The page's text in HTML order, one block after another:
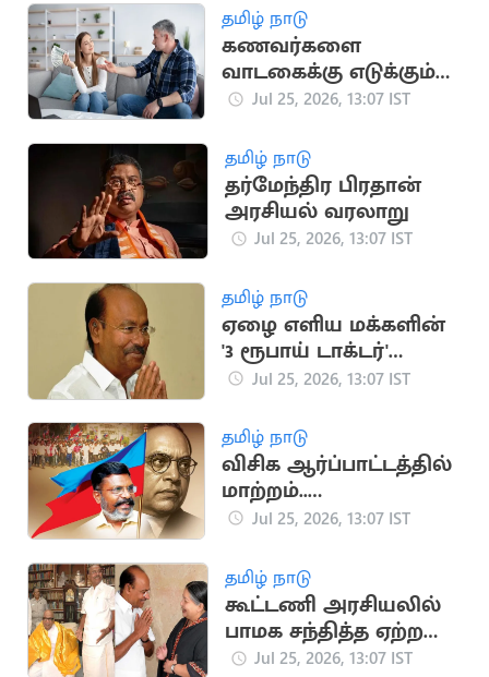
தமிழ் நாடு
கணவர்களை
வாடகைக்கு எடுக்கும்
பெண்கள்: விசித்திரம்
Jul 25, 2026, 13:07 IST
தமிழ் நாடு
தர்மேந்திர பிரதான்
அரசியல் வரலாறு
Jul 25, 2026, 13:07 IST
தமிழ் நாடு
ஏழை எளிய மக்களின்
'3 ரூபாய் டாக்டர்'
ராமதாஸ்
Jul 25, 2026, 13:07 IST
தமிழ் நாடு
விசிக ஆர்ப்பாட்டத்தில்
மாற்றம்..
திருமாவளவன்
Jul 25, 2026, 13:07 IST
தமிழ் நாடு
கூட்டணி அரசியலில்
பாமக சந்தித்த ஏற்ற
இறக்கங்கள்
Jul 25, 2026, 13:07 IST